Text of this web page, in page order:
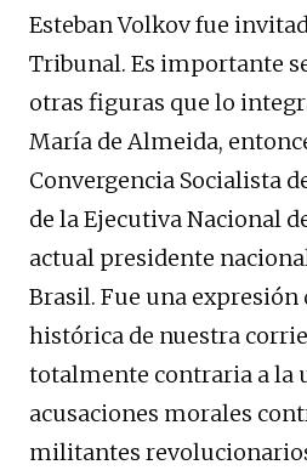
Esteban Volkov fue
Tribunal. Es importante
otras figuras que lo
María de Almeida,
Convergencia Socialista
de la Ejecutiva Nacional
actual presidente
Brasil. Fue una expresión
histórica de nuestra
totalmente contraria a la
acusaciones morales
militantes